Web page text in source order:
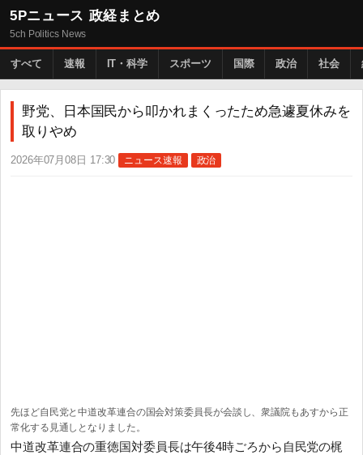
5Pニュース 政経まとめ
5ch Politics News
すべて 速報 IT・科学 スポーツ 国際 政治 社会
野党、日本国民から叩かれまくったため急遽夏休みを
取りやめ
2026年07月08日 17:30 ニュース速報 政治
先ほど自民党と中道改革連合の国会対策委員長が会談し、衆議院もあすから正
常化する見通しとなりました。
中道改革連合の重徳国対委員長は午後4時ごろから自民党の梶